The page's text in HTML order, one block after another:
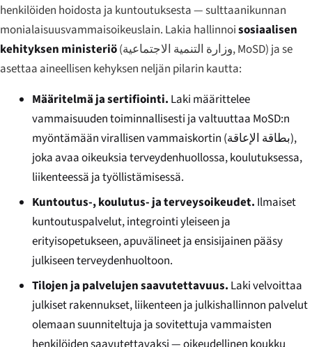
henkilöiden hoidosta ja kuntoutuksesta — sulttaanikunnan
monialaisuusvammaisoikeuslain. Lakia hallinnoisosiaalisen
kehityksen ministeriö(وزارة التنمية الاجتماعية, MoSD) ja se
asettaa aineellisen kehyksen neljän pilarin kautta:
Määritelmä ja sertifiointi. Laki määrittelee
vammaisuuden toiminnallisesti ja valtuuttaa MoSD:n
myöntämään virallisen vammaiskortin (بطاقة الإعاقة),
joka avaa oikeuksia terveydenhuollossa, koulutuksessa,
liikenteessä ja työllistämisessä.
Kuntoutus-, koulutus- ja terveysoikeudet. Ilmaiset
kuntoutuspalvelut, integrointi yleiseen ja
erityisopetukseen, apuvälineet ja ensisijainen pääsy
julkiseen terveydenhuoltoon.
Tilojen ja palvelujen saavutettavuus. Laki velvoittaa
julkiset rakennukset, liikenteen ja julkishallinnon palvelut
olemaan suunniteltuja ja sovitettuja vammaisten